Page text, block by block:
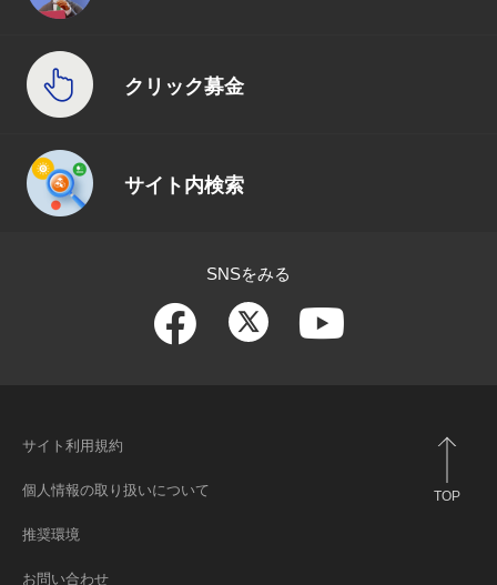
クリック募金
サイト内検索
SNSをみる
サイト利用規約
個人情報の取り扱いについて
推奨環境
お問い合わせ
TOP